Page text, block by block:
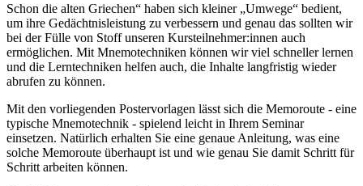
Schon die alten Griechen“ haben sich kleiner „Umwege“ bedient,
um ihre Gedächtnisleistung zu verbessern und genau das sollten wir
bei der Fülle von Stoff unseren Kursteilnehmer:innen auch
ermöglichen. Mit Mnemotechniken können wir viel schneller lernen
und die Lerntechniken helfen auch, die Inhalte langfristig wieder
abrufen zu können.
Mit den vorliegenden Postervorlagen lässt sich die Memoroute - eine
typische Mnemotechnik - spielend leicht in Ihrem Seminar
einsetzen. Natürlich erhalten Sie eine genaue Anleitung, was eine
solche Memoroute überhaupt ist und wie genau Sie damit Schritt für
Schritt arbeiten können.